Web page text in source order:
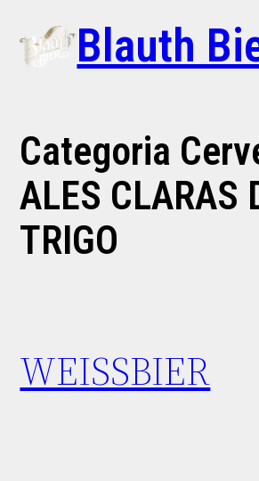
Blauth
Categoria
ALES CLARAS
TRIGO
WEISSBIER